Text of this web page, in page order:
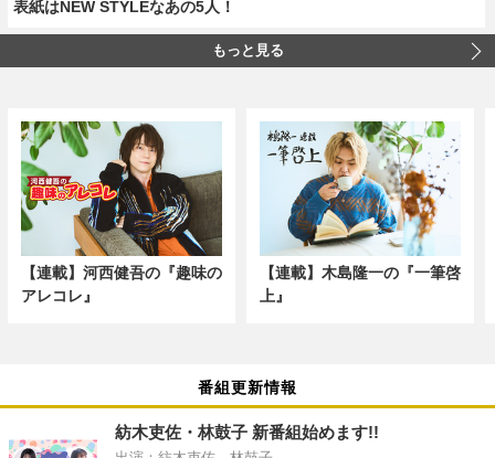
表紙はNEW STYLEなあの5人！
もっと見る
【連載】河西健吾の『趣味の
アレコレ』
【連載】木島隆一の『一筆啓
上』
番組更新情報
紡木吏佐・林鼓子 新番組始めます!!